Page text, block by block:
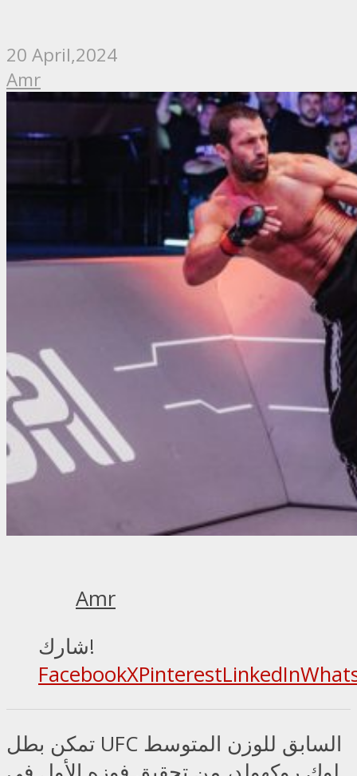
20 April,2024
Amr
Amr
شارك!
FacebookXPinterestLinkedIn
تمكن بطل UFC السابق للوزن المتوسط